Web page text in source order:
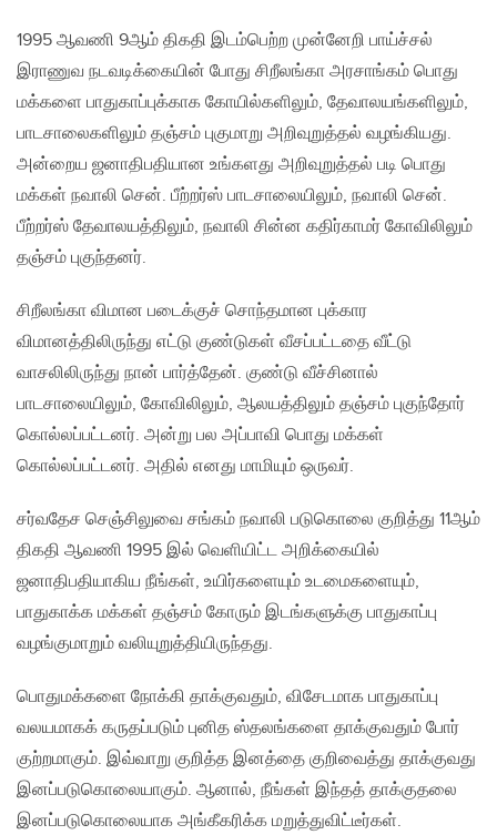
1995 ஆவணி 9ஆம் திகதி இடம்பெற்ற முன்னேறி பாய்ச்சல்
இராணுவ நடவடிக்கையின் போது சிறீலங்கா அரசாங்கம் பொது
மக்களை பாதுகாப்புக்காக கோயில்களிலும், தேவாலயங்களிலும்,
பாடசாலைகளிலும் தஞ்சம் புகுமாறு அறிவுறுத்தல் வழங்கியது.
அன்றைய ஜனாதிபதியான உங்களது அறிவுறுத்தல் படி பொது
மக்கள் நவாலி சென். பீற்றர்ஸ் பாடசாலையிலும், நவாலி சென்.
பீற்றர்ஸ் தேவாலயத்திலும், நவாலி சின்ன கதிர்காமர் கோவிலிலும்
தஞ்சம் புகுந்தனர்.
சிறீலங்கா விமான படைக்குச் சொந்தமான புக்கார
விமானத்திலிருந்து எட்டு குண்டுகள் வீசப்பட்டதை வீட்டு
வாசலிலிருந்து நான் பார்த்தேன். குண்டு வீச்சினால்
பாடசாலையிலும், கோவிலிலும், ஆலயத்திலும் தஞ்சம் புகுந்தோர்
கொல்லப்பட்டனர். அன்று பல அப்பாவி பொது மக்கள்
கொல்லப்பட்டனர். அதில் எனது மாமியும் ஒருவர்.
சர்வதேச செஞ்சிலுவை சங்கம் நவாலி படுகொலை குறித்து 11ஆம்
திகதி ஆவணி 1995 இல் வெளியிட்ட அறிக்கையில்
ஜனாதிபதியாகிய நீங்கள், உயிர்களையும் உடமைகளையும்,
பாதுகாக்க மக்கள் தஞ்சம் கோரும் இடங்களுக்கு பாதுகாப்பு
வழங்குமாறும் வலியுறுத்தியிருந்தது.
பொதுமக்களை நோக்கி தாக்குவதும், விசேடமாக பாதுகாப்பு
வலயமாகக் கருதப்படும் புனித ஸ்தலங்களை தாக்குவதும் போர்
குற்றமாகும். இவ்வாறு குறித்த இனத்தை குறிவைத்து தாக்குவது
இனப்படுகொலையாகும். ஆனால், நீங்கள் இந்தத் தாக்குதலை
இனப்படுகொலையாக அங்கீகரிக்க மறுத்துவிட்டீர்கள்.